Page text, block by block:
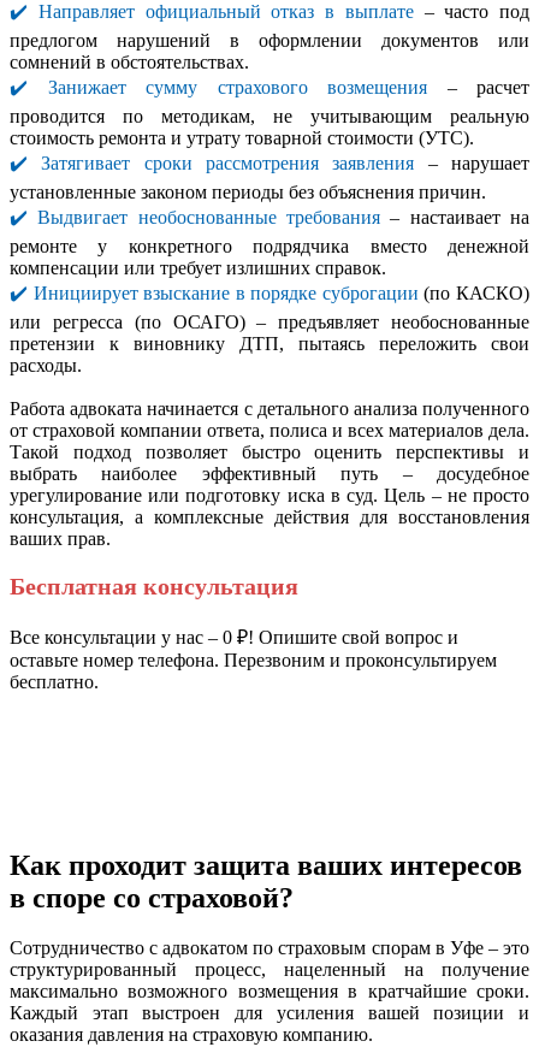
✔️ Направляет официальный отказ в выплате– часто под
предлогом нарушений в оформлении документов или
сомнений в обстоятельствах.
✔️ Занижает сумму страхового возмещения – расчет
проводится по методикам, не учитывающим реальную
стоимость ремонта и утрату товарной стоимости (УТС).
✔️ Затягивает сроки рассмотрения заявления – нарушает
установленные законом периоды без объяснения причин.
✔️ Выдвигает необоснованные требования – настаивает на
ремонте у конкретного подрядчика вместо денежной
компенсации или требует излишних справок.
✔️ Инициирует взыскание в порядке суброгации (по КАСКО)
или регресса (по ОСАГО) – предъявляет необоснованные
претензии к виновнику ДТП, пытаясь переложить свои
расходы.
Работа адвоката начинается с детального анализа полученного
от страховой компании ответа, полиса и всех материалов дела.
Такой подход позволяет быстро оценить перспективы и
выбрать наиболее эффективный путь – досудебное
урегулирование или подготовку иска в суд. Цель – не просто
консультация, а комплексные действия для восстановления
ваших прав.
Бесплатная консультация
Все консультации у нас – 0 ₽! Опишите свой вопрос и
оставьте номер телефона. Перезвоним и проконсультируем
бесплатно.
Как проходит защита ваших интересов
в споре со страховой?
Сотрудничество с адвокатом по страховым спорам в Уфе – это
структурированный процесс, нацеленный на получение
максимально возможного возмещения в кратчайшие сроки.
Каждый этап выстроен для усиления вашей позиции и
оказания давления на страховую компанию.